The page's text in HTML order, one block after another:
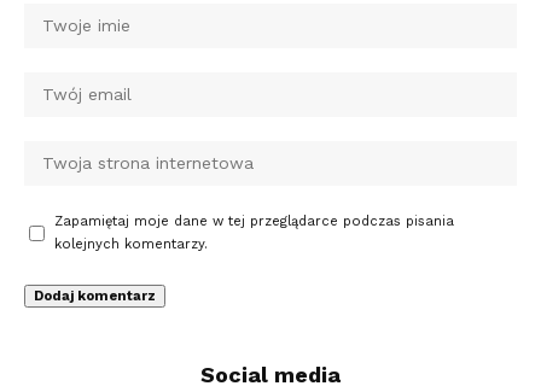
Zapamiętaj moje dane w tej przeglądarce podczas pisania
kolejnych komentarzy.
Social media